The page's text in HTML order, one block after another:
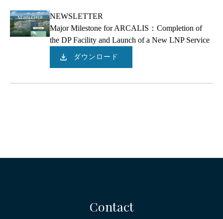
NEWSLETTER
Major Milestone for ARCALIS：Completion of
the DP Facility and Launch of a New LNP Service
ダウンロード
Contact